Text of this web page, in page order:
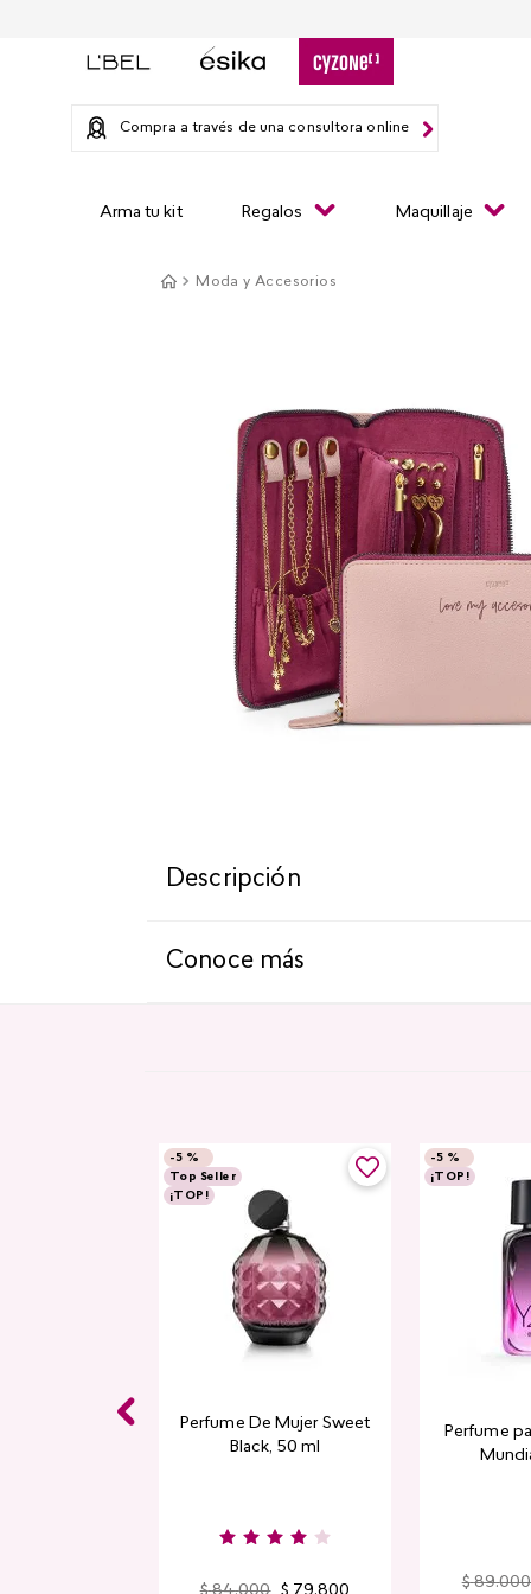
Compra a través de una consultora online
Arma tu kit Regalos Maquillaje
Moda y Accesorios
Descripción
Conoce más
-5 %
Top Seller
¡TOP!
Perfume De Mujer Sweet
Black, 50 ml
-5 %
¡TOP!
Perfume
$ 89.000